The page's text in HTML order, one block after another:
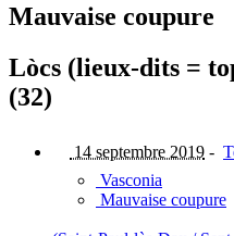
Mauvaise coupure
Lòcs (lieux-dits =
(32)
14 septembre 2019 -
Vasconia
Mauvaise coupure